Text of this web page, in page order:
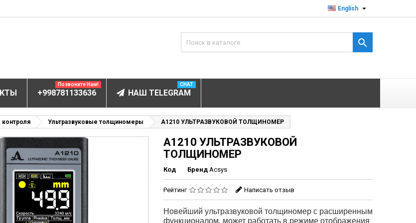
English 

(ИХЛА)
+998781133636
Позвоните Нам!
НАШ TELEGRAM
CHAT
Ультразвуковые толщиномеры А1210 УЛЬТРАЗВУКОВОЙ ТОЛЩИНОМЕР
А1210 УЛЬТРАЗВУКОВОЙ
ТОЛЩИНОМЕР
Код Бренд Acsys
Рейтинг Написать отзыв
Новейший ультразвуковой толщиномер с расширенным
функционалом, может работать в режиме отображения